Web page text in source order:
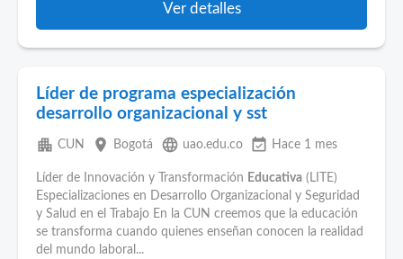
Ver detalles
Líder de programa especialización
desarrollo organizacional y sst
apartment CUN place Bogotá language uao.edu.co event_available Hace 1 mes
Líder de Innovación y Transformación Educativa (LITE)
Especializaciones en Desarrollo Organizacional y Seguridad
y Salud en el Trabajo En la CUN creemos que la educación
se transforma cuando quienes enseñan conocen la realidad
del mundo laboral...